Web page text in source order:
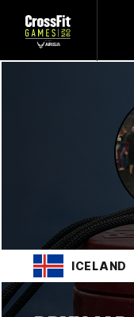
ICELAND